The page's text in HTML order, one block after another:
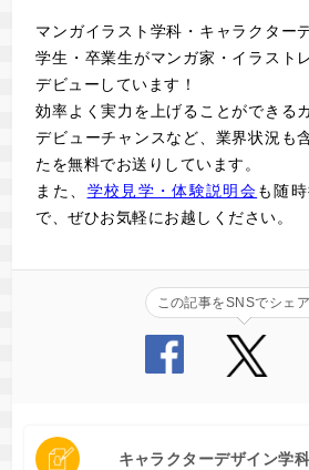
マンガイラスト学科・キャラクター
学生・卒業生がマンガ家・イラスト
デビューしています！
効率よく実力を上げることができる
デビューチャンスなど、業界状況も
たを無料でお送りしています。
また、 学校見学・体験説明会も随
で、ぜひお気軽にお越しください。
この記事をSNSでシェ
キャラクターデザイン学